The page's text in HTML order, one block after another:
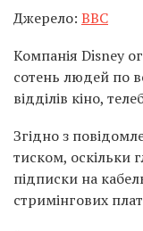
Джерело: ВВС
Компанія Disney
сотень людей по
відділів кіно,
Згідно з
тиском, оскільки
підписки на
стримінгових